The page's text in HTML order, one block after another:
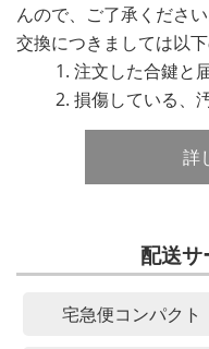
んので、ご了承ください
交換につきましては以
注文した合鍵と
損傷している、
詳
配送サ
宅急便コンパクト